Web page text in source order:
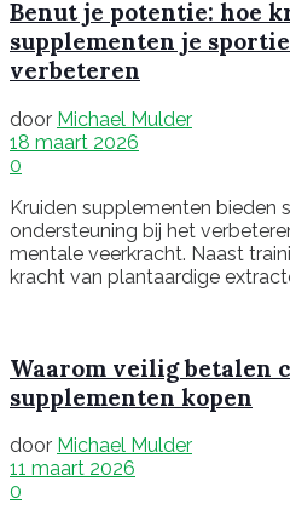
Benut je potentie: hoe
supplementen je
verbeteren
door Michael Mulder
18 maart 2026
0
Kruiden supplementen bieden
ondersteuning bij het
mentale veerkracht. Naast
kracht van plantaardige
Waarom veilig betalen
supplementen kopen
door Michael Mulder
11 maart 2026
0